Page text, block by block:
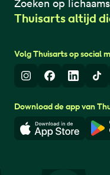
Zoeken op
Thuisarts altijd
Volg Thuisarts op social
InstagramFacebook
LinkedIn
Download de app van
Download